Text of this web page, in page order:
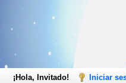
¡Hola, Invitado! Iniciar